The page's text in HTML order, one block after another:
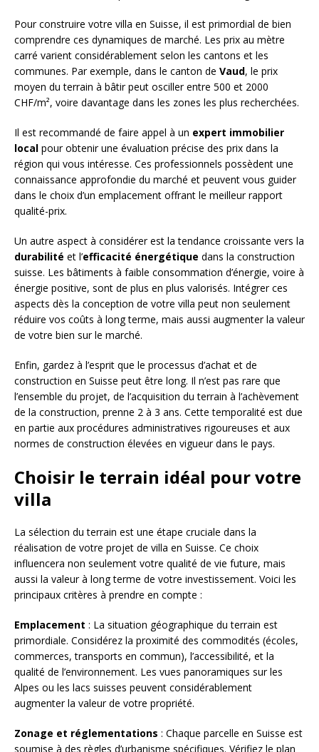
Pour construire votre villa en Suisse, il est primordial de bien
comprendre ces dynamiques de marché. Les prix au mètre
carré varient considérablement selon les cantons et les
communes. Par exemple, dans le canton de Vaud, le prix
moyen du terrain à bâtir peut osciller entre 500 et 2000
CHF/m², voire davantage dans les zones les plus recherchées.
Il est recommandé de faire appel à un expert immobilier
local pour obtenir une évaluation précise des prix dans la
région qui vous intéresse. Ces professionnels possèdent une
connaissance approfondie du marché et peuvent vous guider
dans le choix d’un emplacement offrant le meilleur rapport
qualité-prix.
Un autre aspect à considérer est la tendance croissante vers la
durabilité et l’efficacité énergétique dans la construction
suisse. Les bâtiments à faible consommation d’énergie, voire à
énergie positive, sont de plus en plus valorisés. Intégrer ces
aspects dès la conception de votre villa peut non seulement
réduire vos coûts à long terme, mais aussi augmenter la valeur
de votre bien sur le marché.
Enfin, gardez à l’esprit que le processus d’achat et de
construction en Suisse peut être long. Il n’est pas rare que
l’ensemble du projet, de l’acquisition du terrain à l’achèvement
de la construction, prenne 2 à 3 ans. Cette temporalité est due
en partie aux procédures administratives rigoureuses et aux
normes de construction élevées en vigueur dans le pays.
Choisir le terrain idéal pour votre
villa
La sélection du terrain est une étape cruciale dans la
réalisation de votre projet de villa en Suisse. Ce choix
influencera non seulement votre qualité de vie future, mais
aussi la valeur à long terme de votre investissement. Voici les
principaux critères à prendre en compte :
Emplacement : La situation géographique du terrain est
primordiale. Considérez la proximité des commodités (écoles,
commerces, transports en commun), l’accessibilité, et la
qualité de l’environnement. Les vues panoramiques sur les
Alpes ou les lacs suisses peuvent considérablement
augmenter la valeur de votre propriété.
Zonage et réglementations : Chaque parcelle en Suisse est
soumise à des règles d’urbanisme spécifiques. Vérifiez le plan